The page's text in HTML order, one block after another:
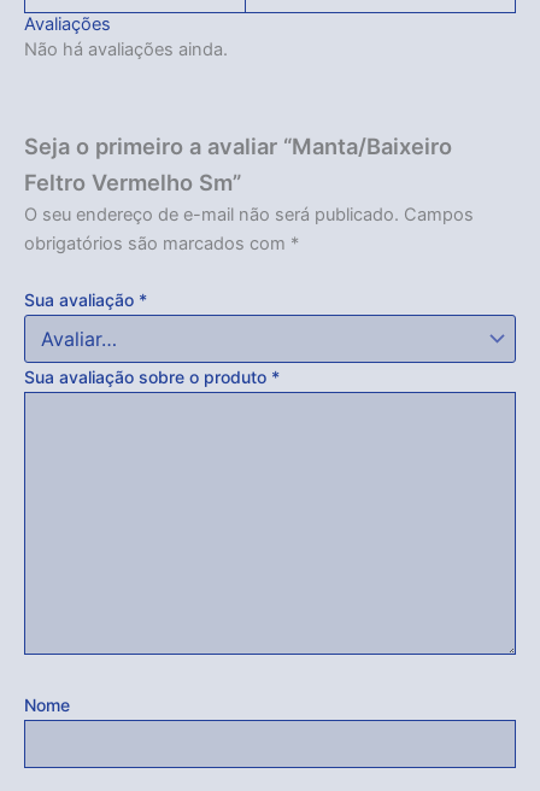
Avaliações
Não há avaliações ainda.
Seja o primeiro a avaliar “Manta/Baixeiro
Feltro Vermelho Sm”
O seu endereço de e-mail não será publicado. Campos
obrigatórios são marcados com *
Sua avaliação *
Sua avaliação sobre o produto *
Nome